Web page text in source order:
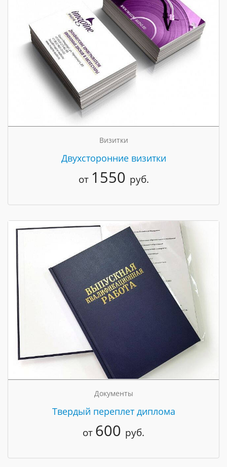
Визитки
Двухсторонние визитки
от 1550 руб.
Документы
Твердый переплет диплома
от 600 руб.